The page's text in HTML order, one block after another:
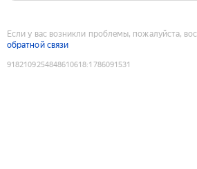
Если у вас возникли проблемы, пожалуйста,
обратной связи
9182109254848610618:1786091531